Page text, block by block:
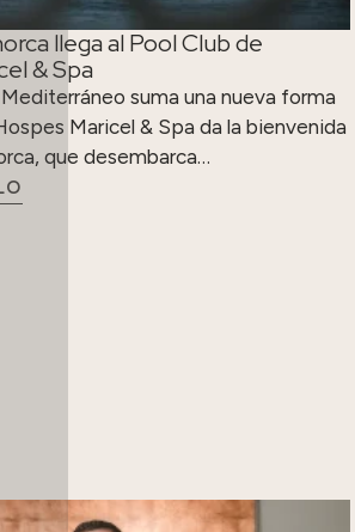
llega al Pool Club de
& Spa
suma una nueva forma
Maricel & Spa da la bienvenida
que desembarca…